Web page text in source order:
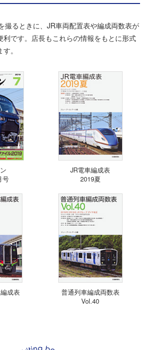
撮るときに、JR車両配置表や編成両数表が
利です。店長もこれらの情報をもとに形式
。
号
JR電車編成表
2019夏
成表
普通列車編成両数表
Vol.40